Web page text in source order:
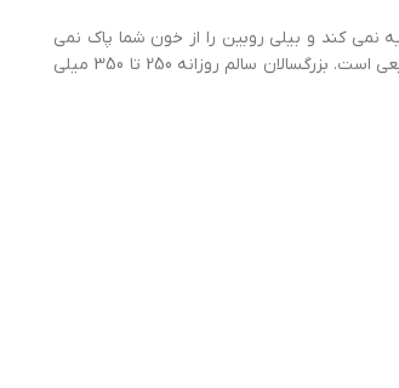
نمی کند و بیلی روبین را از خون شما پاک نمی
کند.گزینه دیگر این است که مشکلی در مسیری وجود داشته باشد که بیلی روبین را از کبد شما خارج کرده و به مدفوع شما وارد می کند. مقدار کمی بیلی روبین در خون شما طبیعی است. بزرگسالان سالم روزانه 250 تا 350 میلی